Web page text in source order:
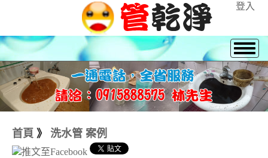
登入
首頁 》 洗水管 案例